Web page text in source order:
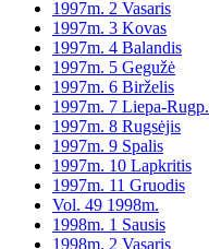
1997m. 2 Vasaris
1997m. 3 Kovas
1997m. 4 Balandis
1997m. 5 Gegužė
1997m. 6 Birželis
1997m. 7 Liepa-Rugp.
1997m. 8 Rugsėjis
1997m. 9 Spalis
1997m. 10 Lapkritis
1997m. 11 Gruodis
Vol. 49 1998m.
1998m. 1 Sausis
1998m. 2 Vasaris